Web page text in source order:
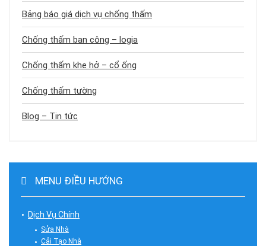
Bảng báo giá dịch vụ chống thấm
Chống thấm ban công – logia
Chống thấm khe hở – cổ ống
Chống thấm tường
Blog – Tin tức
MENU ĐIỀU HƯỚNG
Dịch Vụ Chính
Sửa Nhà
Cải Tạo Nhà